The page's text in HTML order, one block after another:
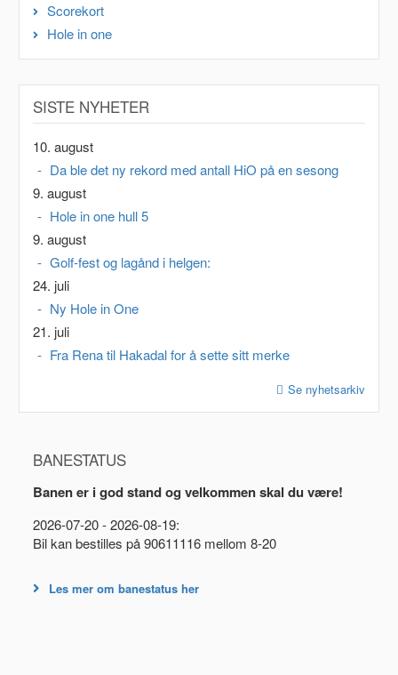
Scorekort
Hole in one
SISTE NYHETER
10. august
Da ble det ny rekord med antall HiO på en sesong
9. august
Hole in one hull 5
9. august
Golf-fest og lagånd i helgen:
24. juli
Ny Hole in One
21. juli
Fra Rena til Hakadal for å sette sitt merke
Se nyhetsarkiv
BANESTATUS
Banen er i god stand og velkommen skal du være!
2026-07-20 - 2026-08-19:
Bil kan bestilles på 90611116 mellom 8-20
Les mer om banestatus her